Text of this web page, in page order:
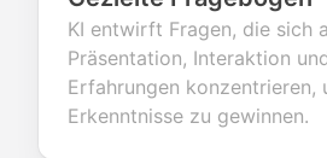
KI entwirft Fragen, die sich
Präsentation, Interaktion
Erfahrungen konzentrieren,
Erkenntnisse zu gewinnen.